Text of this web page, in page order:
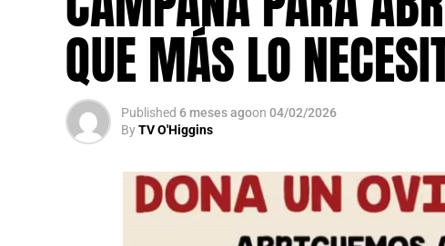
QUE MÁS LO
Published 6 meses agoon 04/02/2026
ByTV O'Higgins